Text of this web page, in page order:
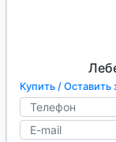
Купить / Оставить